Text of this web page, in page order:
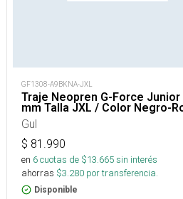
GF1308-A9BKNA-JXL
Traje Neopren G-Force Junior
mm Talla JXL / Color Negro-
Gul
$ 81.990
en 6cuotas de $13.665sin interés
ahorras $3.280 por transferencia.
Disponible